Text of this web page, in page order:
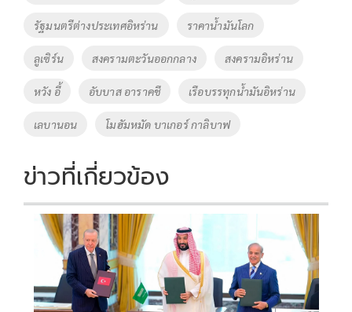
รัฐมนตรีต่างประเทศอิหร่าน ราคาน้ำมันโลก
ลูเซิร์น สงครามตะวันออกกลาง สงครามอิหร่าน
หวัง อี้ อับบาส อาราคชี เรือบรรทุกน้ำมันอิหร่าน
เลบานอน โมฮัมหมัด บาเกอร์ กาลิบาฟ
ข่าวที่เกี่ยวข้อง